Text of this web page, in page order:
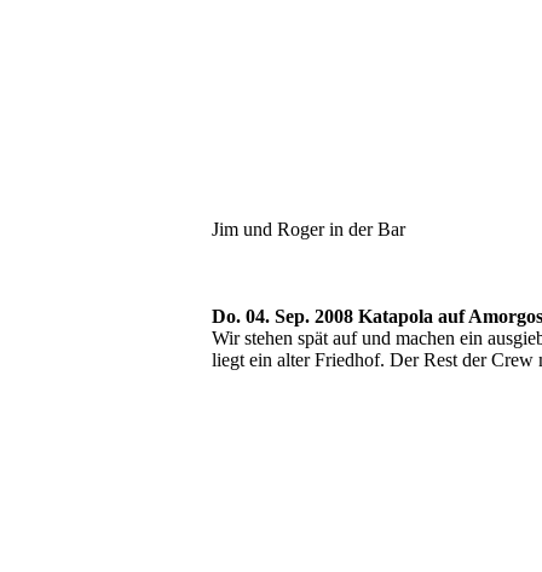
Jim und Roger in der Bar
Do. 04. Sep. 2008 Katapola auf Amorgos
Wir stehen spät auf und machen ein
liegt ein alter Friedhof. Der Rest der